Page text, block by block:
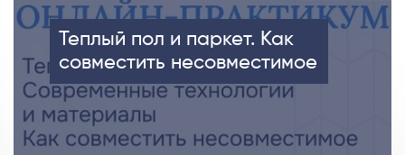
Теплый пол и паркет. Как
совместить несовместимое